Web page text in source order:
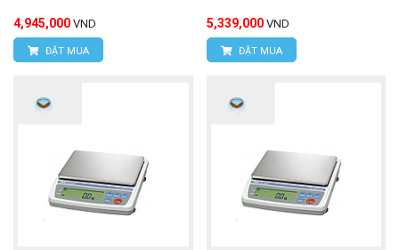
4,945,000 VND
ĐẶT MUA
5,339,000 VND
ĐẶT MUA